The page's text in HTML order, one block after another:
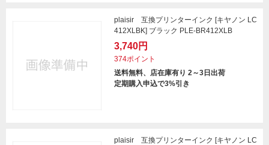
plaisir 互換プリンターインク [キヤノン LC
412XLBK] ブラック PLE-BR412XLB
3,740円
374ポイント
送料無料、店在庫有り 2～3日出荷
定期購入申込で3%引き
plaisir 互換プリンターインク [キヤノン LC